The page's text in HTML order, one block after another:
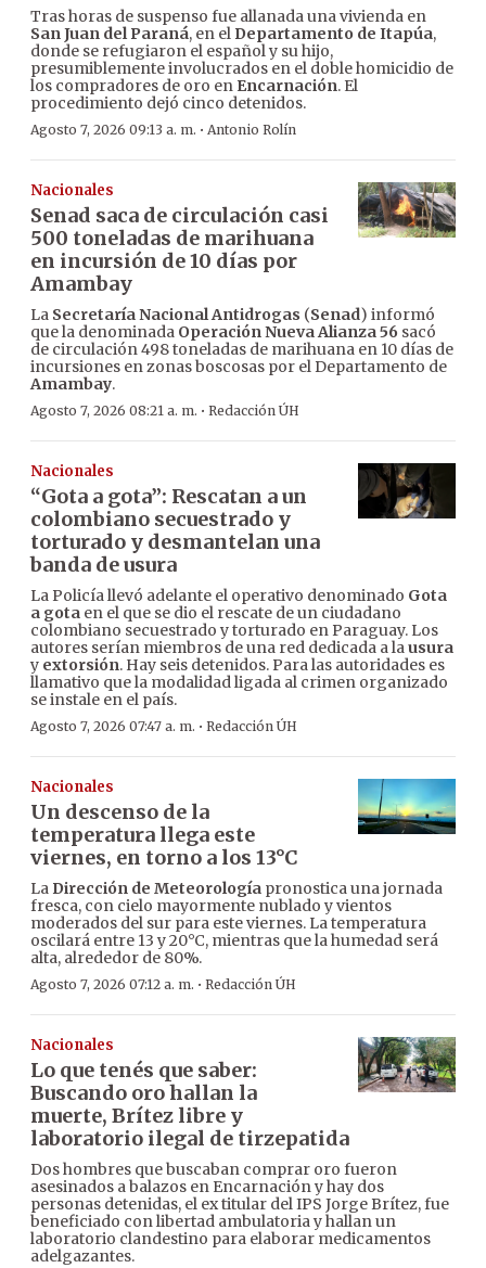
Tras horas de suspenso fue allanada una vivienda en
San Juan del Paraná, en el Departamento de Itapúa,
donde se refugiaron el español y su hijo,
presumiblemente involucrados en el doble homicidio de
los compradores de oro en Encarnación. El
procedimiento dejó cinco detenidos.
Agosto 7, 2026 09:13 a. m. · Antonio Rolín
Nacionales
Senad saca de circulación casi
500 toneladas de marihuana
en incursión de 10 días por
Amambay
La Secretaría Nacional Antidrogas (Senad) informó
que la denominada Operación Nueva Alianza 56 sacó
de circulación 498 toneladas de marihuana en 10 días de
incursiones en zonas boscosas por el Departamento de
Amambay.
Agosto 7, 2026 08:21 a. m. · Redacción ÚH
Nacionales
“Gota a gota”: Rescatan a un
colombiano secuestrado y
torturado y desmantelan una
banda de usura
La Policía llevó adelante el operativo denominado Gota
a gota en el que se dio el rescate de un ciudadano
colombiano secuestrado y torturado en Paraguay. Los
autores serían miembros de una red dedicada a lausura
y extorsión. Hay seis detenidos. Para las autoridades es
llamativo que la modalidad ligada al crimen organizado
se instale en el país.
Agosto 7, 2026 07:47 a. m. · Redacción ÚH
Nacionales
Un descenso de la
temperatura llega este
viernes, en torno a los 13°C
La Dirección de Meteorología pronostica una jornada
fresca, con cielo mayormente nublado y vientos
moderados del sur para este viernes. La temperatura
oscilará entre 13 y 20°C, mientras que la humedad será
alta, alrededor de 80%.
Agosto 7, 2026 07:12 a. m. · Redacción ÚH
Nacionales
Lo que tenés que saber:
Buscando oro hallan la
muerte, Brítez libre y
laboratorio ilegal de tirzepatida
Dos hombres que buscaban comprar oro fueron
asesinados a balazos en Encarnación y hay dos
personas detenidas, el ex titular del IPS Jorge Brítez, fue
beneficiado con libertad ambulatoria y hallan un
laboratorio clandestino para elaborar medicamentos
adelgazantes.